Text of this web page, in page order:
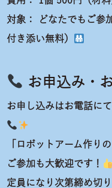
対象：
どなたでもご参
付き添い無料）
お申込み・
お申し込みはお電話に
「ロボットアーム作り
ご参加も大歓迎です！
定員になり次第締め切